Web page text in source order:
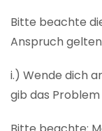
Bitte beachte
Anspruch
i.) Wende dich
gib das